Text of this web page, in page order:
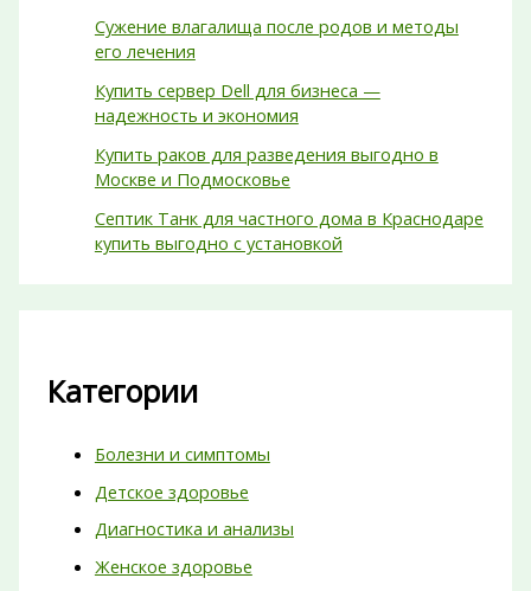
Сужение влагалища после родов и методы
его лечения
Купить сервер Dell для бизнеса —
надежность и экономия
Купить раков для разведения выгодно в
Москве и Подмосковье
Септик Танк для частного дома в Краснодаре
купить выгодно с установкой
Категории
Болезни и симптомы
Детское здоровье
Диагностика и анализы
Женское здоровье